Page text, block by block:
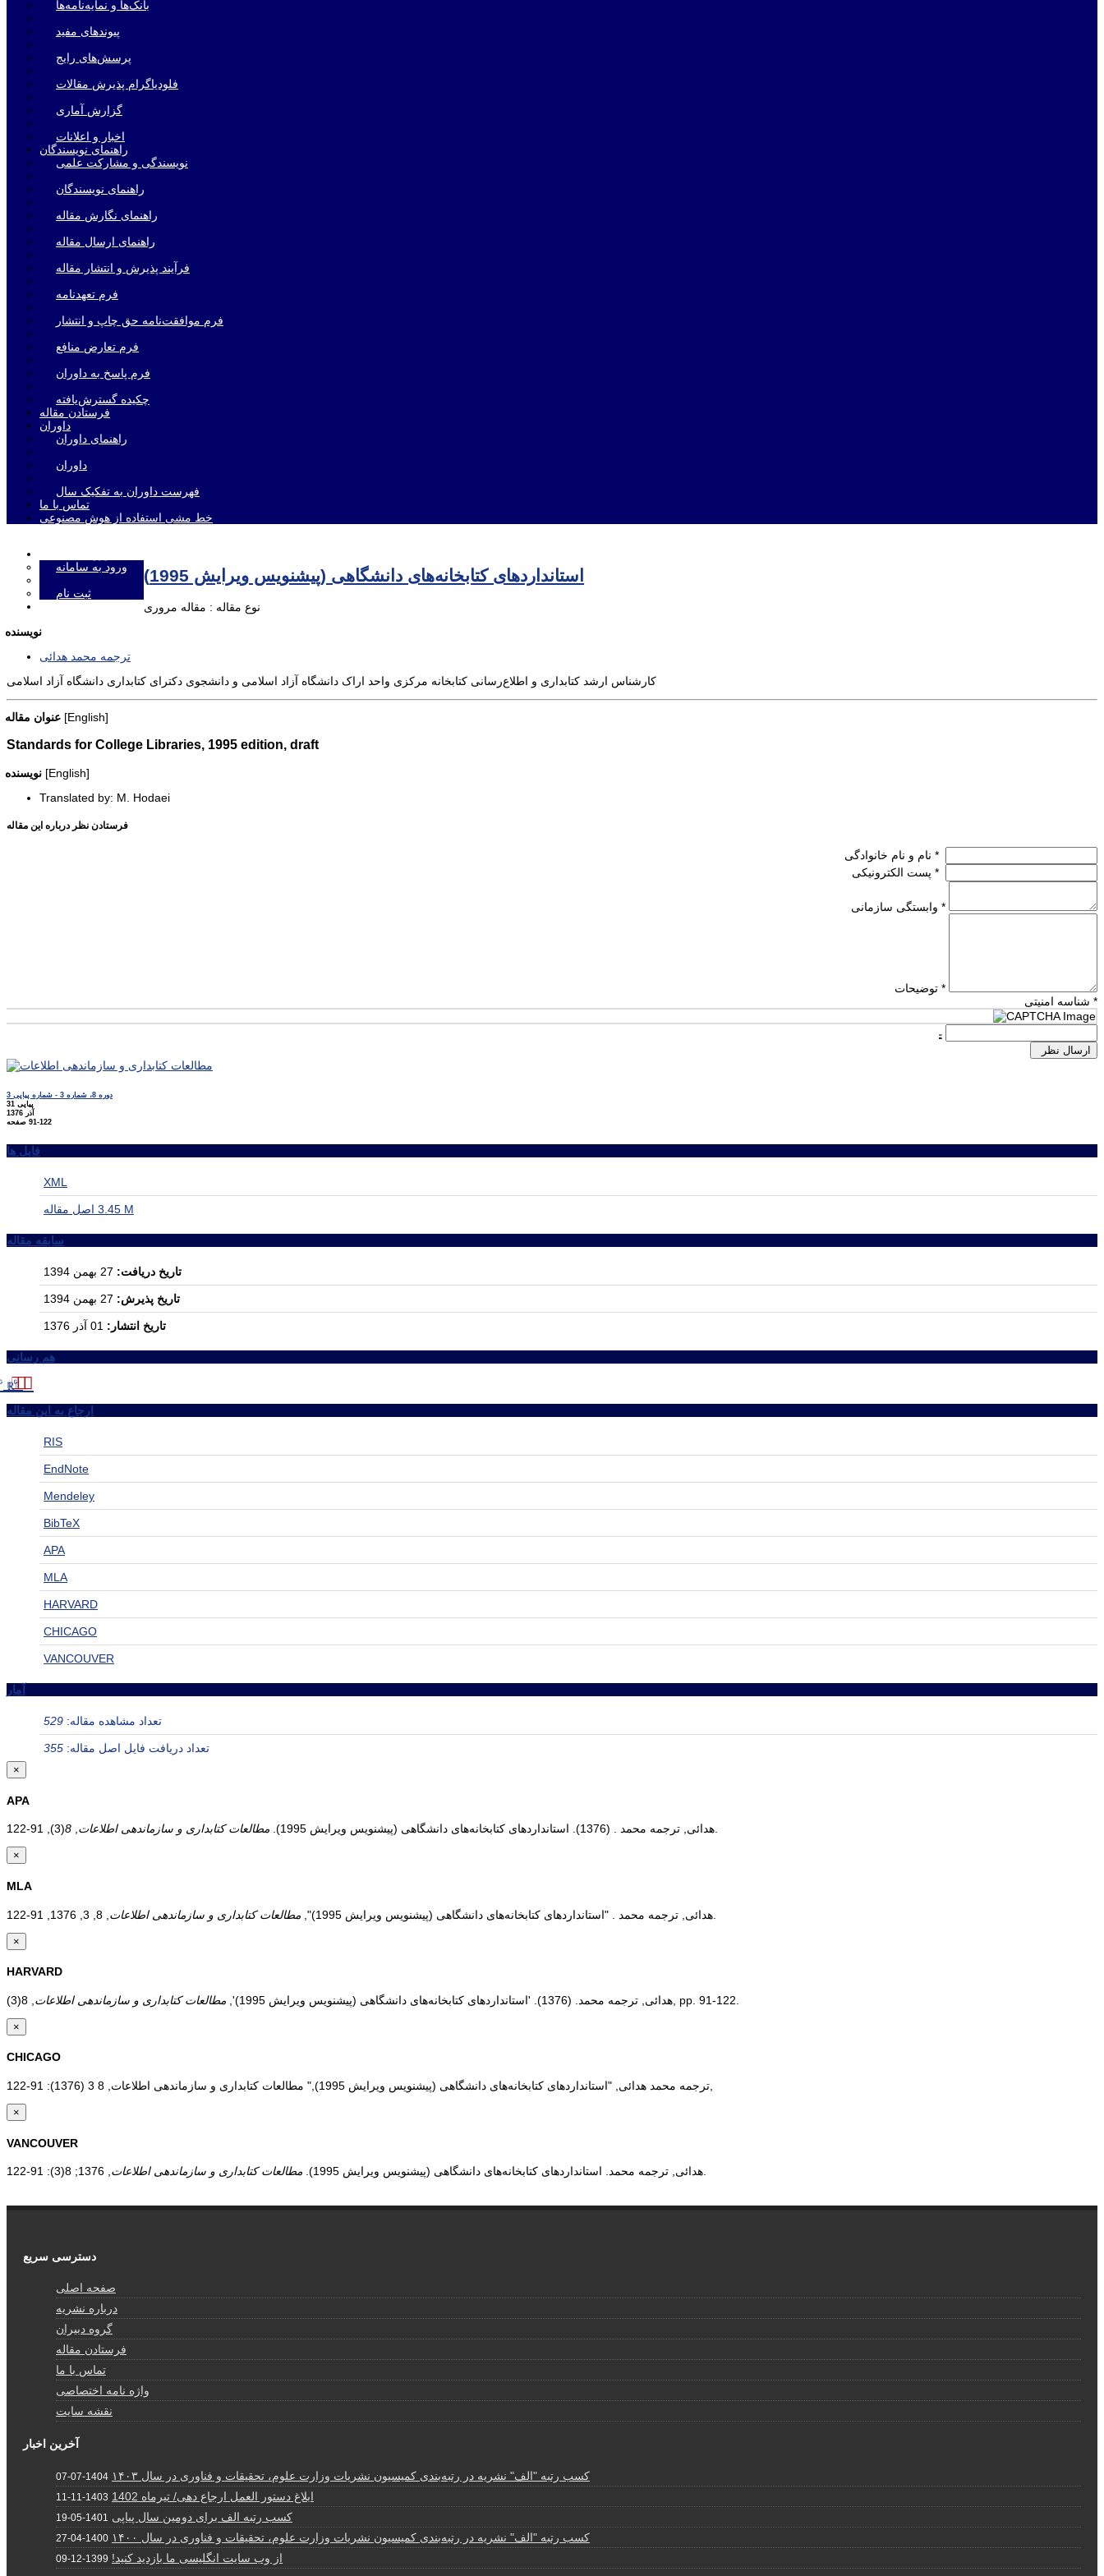
بانک‌ها و نمایه‌‌نامه‌ها
پیوندهای مفید
پرسش‌های رایج
فلودیاگرام پذیرش مقالات
گزارش آماری
اخبار و اعلانات
راهنمای نویسندگان
نویسندگی و مشارکت علمی
راهنمای نویسندگان
راهنمای نگارش مقاله
راهنمای ارسال مقاله
فرآیند پذیرش و انتشار مقاله
فرم تعهدنامه
فرم موافقت‌نامه حق چاپ و انتشار
فرم تعارض منافع
فرم پاسخ به داوران
چکیده گسترش‌یافته
فرستادن مقاله
داوران
راهنمای داوران
داوران
فهرست داوران به تفکیک سال
تماس با ما
خط مشی استفاده از هوش مصنوعی
ورود به سامانه
ثبت نام
استانداردهای کتابخانه‌های دانشگاهی (پیشنویس ویرایش 1995)
نوع مقاله : مقاله مروری
نویسنده
ترجمه محمد هدائی
کارشناس ارشد کتابداری و اطلاع‌رسانی کتابخانه مرکزی واحد اراک دانشگاه آزاد اسلامی و دانشجوی دکترای کتابداری دانشگاه آزاد اسلامی
عنوان مقاله [English]
Standards for College Libraries, 1995 edition, draft
نویسنده [English]
Translated by: M. Hodaei
فرستادن نظر درباره این مقاله
نام و نام خانوادگی *
پست الکترونیکی *
وابستگی سازمانی *
توضیحات *
شناسه امنیتی *
ارسال نظر
دوره 8، شماره 3 - شماره پیاپی 3
پیاپی 31
آذر 1376
91-122
فایل ها
XML
3.45 M
سابقه مقاله
تاریخ دریافت:
تاریخ پذیرش:
تاریخ انتشار:
هم رسانی
ارجاع به این مقاله
RIS
EndNote
Mendeley
BibTeX
APA
MLA
HARVARD
CHICAGO
VANCOUVER
آمار
تعداد مشاهده مقاله: 529
تعداد دریافت فایل اصل مقاله: 355
×
APA
هدائی, ترجمه محمد . (1376). استانداردهای کتابخانه‌های دانشگاهی (پیشنویس ویرایش 1995). مطالعات کتابداری و سازماندهی اطلاعات,
8 (3), 91-122.
×
MLA
هدائی, ترجمه محمد . "استانداردهای کتابخانه‌های دانشگاهی (پیشنویس ویرایش 1995)", مطالعات کتابداری و سازماندهی اطلاعات
×
HARVARD
هدائی, ترجمه محمد. (1376). 'استانداردهای کتابخانه‌های دانشگاهی (پیشنویس ویرایش 1995)', مطالعات کتابداری و سازماندهی اطلاعات , 8(3), pp. 91-122.
×
CHICAGO
×
VANCOUVER
هدائی, ترجمه محمد. استانداردهای کتابخانه‌های دانشگاهی (پیشنویس ویرایش 1995). مطالعات کتابداری و سازماندهی اطلاعات
دسترسی سریع
صفحه اصلی
درباره نشریه
گروه دبیران
فرستادن مقاله
تماس با ما
واژه نامه اختصاصی
نقشه سایت
آخرین اخبار
کسب رتبه "الف" نشریه در رتبه‌بندی کمیسیون نشریات وزارت علوم، تحقیقات و فناوری در سال ۱۴۰۳ 1404-07-07
ابلاغ دستور العمل ارجاع دهی/ تیرماه 1402 1403-11-11
کسب رتبه الف برای دومین سال پیاپی 1401-05-19
کسب رتبه "الف" نشریه در رتبه‌بندی کمیسیون نشریات وزارت علوم، تحقیقات و فناوری در سال ۱۴۰۰ 1400-04-27
از وب سایت انگلیسی ما بازدید کنید! 1399-12-09